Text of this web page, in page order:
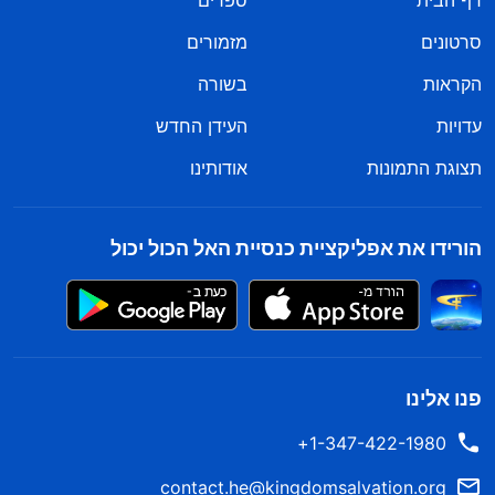
סרטונים
מזמורים
הקראות
בשורה
עדויות
העידן החדש
תצוגת התמונות
אודותינו
הורידו את אפליקציית כנסיית האל הכול יכול
פנו אלינו
1-347-422-1980+
contact.he@kingdomsalvation.org